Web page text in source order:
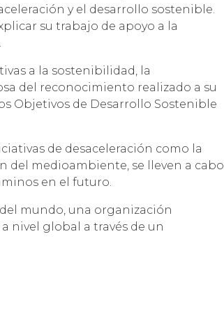
y el desarrollo sostenible.
su trabajo de apoyo a la
a la sostenibilidad, la
del reconocimiento realizado a su
Objetivos de Desarrollo Sostenible
de desaceleración como la
del medioambiente, se lleven a cabo
en el futuro.
mundo, una organización
nivel global a través de un